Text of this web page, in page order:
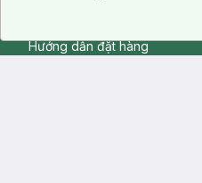
Hướng dẫn đặt hàng